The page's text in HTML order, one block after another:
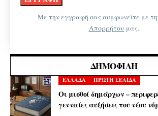
Με την εγγραφή σας συμφωνείτε με
Απορρήτου μας.
ΔΗΜΟΦΙΛΉ
ΕΛΛΑΔΑ ΠΡΩΤΗ ΣΕΛΙΔΑ
Οι μισθοί δημάρχων –
γενναίες αυξήσεις του νέου